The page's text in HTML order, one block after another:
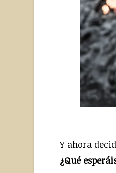
Y ahora
¿Qué